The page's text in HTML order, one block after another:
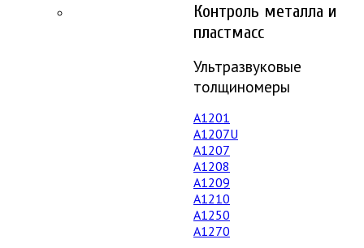
Контроль металла и
пластмасс
Ультразвуковые
толщиномеры
A1201
А1207U
А1207
А1208
А1209
А1210
А1250
А1270